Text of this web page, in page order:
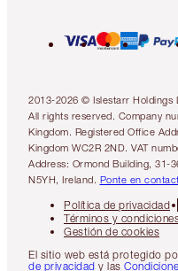
2013-2026 © Islestarr Holdings
All rights reserved. Company
Kingdom. Registered Office
Kingdom WC2R 2ND. VAT
Address: Ormond Building, 31-
N5YH, Ireland. Ponte en
Política de privacidad
Términos y
Gestión de cookies
El sitio web está protegido
de privacidad y las